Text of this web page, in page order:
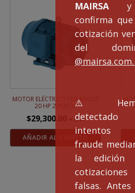
MAIRSA y
confirma
cotización
del
detectado
intentos
fraude
la edición
cotizaciones
falsas. Antes
MOTOR ELÉCTRICO TRIFÁSICOS
20 HP 2 POLOS
$29,300.00 + IVA
AÑADIR AL CARRITO